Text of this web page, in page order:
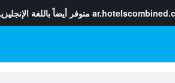
متوفر أيضاً باللغة